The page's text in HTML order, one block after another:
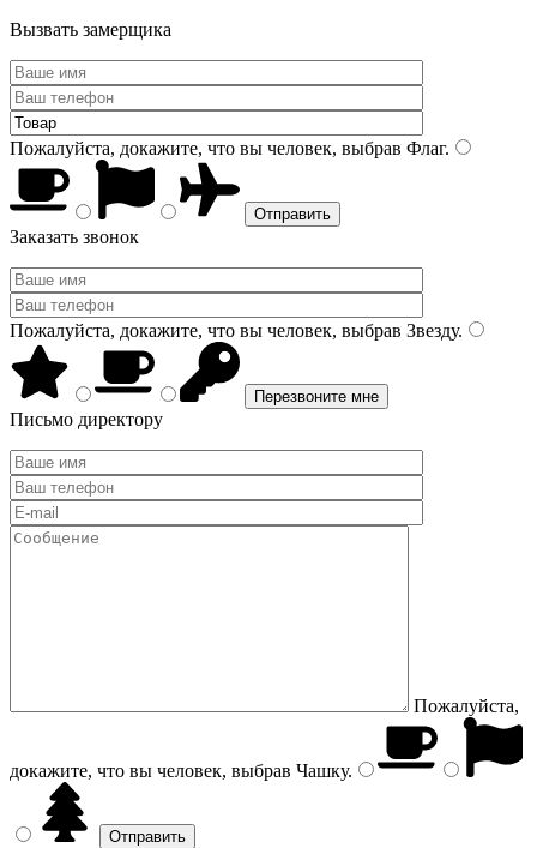
Вызвать замерщика
Пожалуйста, докажите, что вы человек, выбрав Флаг.
Заказать звонок
Пожалуйста, докажите, что вы человек, выбрав Звезду.
Письмо директору
Пожалуйста,
докажите, что вы человек, выбрав Чашку.